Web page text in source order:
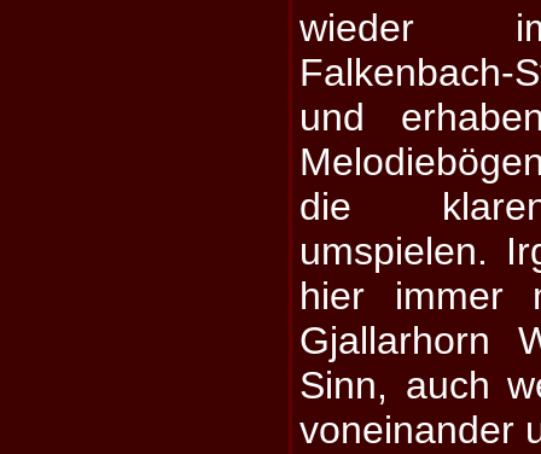
wieder
Falkenbach-
und
die
umspielen.
hier immer
Gjallarhorn
Sinn, auch
voneinander